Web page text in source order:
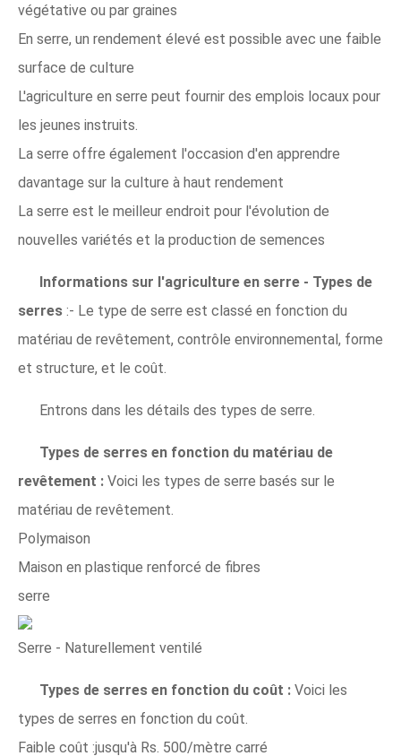
végétative ou par graines
En serre, un rendement élevé est possible avec une faible
surface de culture
L'agriculture en serre peut fournir des emplois locaux pour
les jeunes instruits.
La serre offre également l'occasion d'en apprendre
davantage sur la culture à haut rendement
La serre est le meilleur endroit pour l'évolution de
nouvelles variétés et la production de semences
Informations sur l'agriculture en serre - Types de
serres :- Le type de serre est classé en fonction du
matériau de revêtement, contrôle environnemental, forme
et structure, et le coût.
Entrons dans les détails des types de serre.
Types de serres en fonction du matériau de
revêtement : Voici les types de serre basés sur le
matériau de revêtement.
Polymaison
Maison en plastique renforcé de fibres
serre
Serre - Naturellement ventilé
Types de serres en fonction du coût : Voici les
types de serres en fonction du coût.
Faible coût :jusqu'à Rs. 500/mètre carré